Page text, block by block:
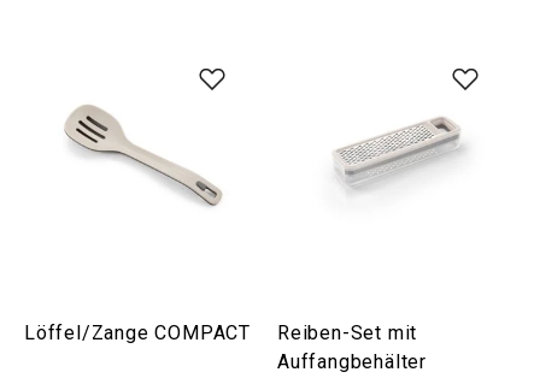
Löffel/Zange COMPACT
Reiben-Set mit
Auffangbehälter